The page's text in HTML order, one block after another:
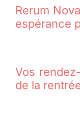
Rerum
espérance
Vos
de la